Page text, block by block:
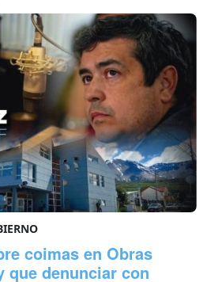
coimas en Obras
que denunciar con